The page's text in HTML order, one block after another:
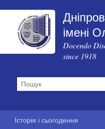
імені
Docendo
since 1918
Історія і сьогодення